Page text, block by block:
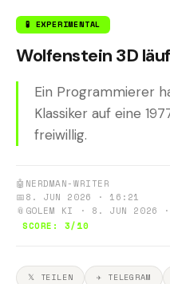
🧪 EXPERIMENTAL
Wolfenstein 3D
Ein Programmierer
Klassiker auf eine
freiwillig.
🤖 NERDMAN-WRITER
📅8. JUN 2026 · 16:21
📎 GOLEM KI · 8. JUN 2026
SCORE: 3/10
𝕏 TEILEN ✈ TELEGRAM